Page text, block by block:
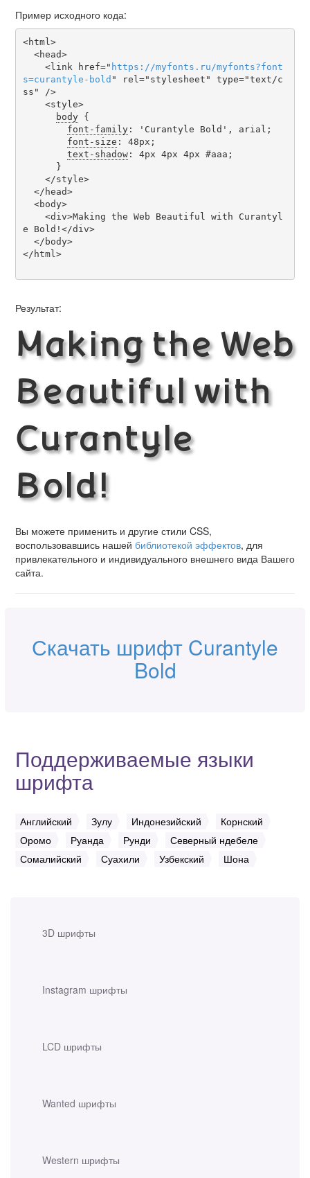
3D шрифты
Instagram шрифты
LCD шрифты
Wanted шрифты
Western шрифты
Пример исходного кода:
<html>
    <link href="
https ://myfonts . ru /myfonts?font
s=curantyle-bold " rel="stylesheet" type="text/c
ss" />
body {
font-family: 'Curantyle Bold', arial;
font-size : 48px;
text-shadow: 4px 4px 4px #aaa;
e Bold!</div>
</html>
Результат:
Making the Web
Beautiful with
Curantyle
Bold!
Вы можете применить и другие стили CSS,
воспользовавшись нашей библиотекой эффектов, для
привлекательного и индивидуального внешнего вида Вашего
сайта.
Скачать шрифт Curantyle
Bold
Поддерживаемые языки
шрифта
Английский Зулу Индонезийский
Корнский
Оромо
Руанда Рунди
Северный ндебеле
Сомалийский
Суахили Узбекский Шона